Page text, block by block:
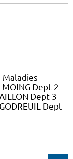
Dept 2
Dept 3
Dept